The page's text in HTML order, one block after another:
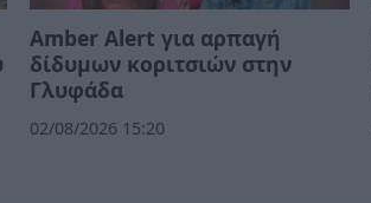
Amber Alert για αρπαγή
δίδυμων κοριτσιών στην
Γλυφάδα
02/08/2026 15:20